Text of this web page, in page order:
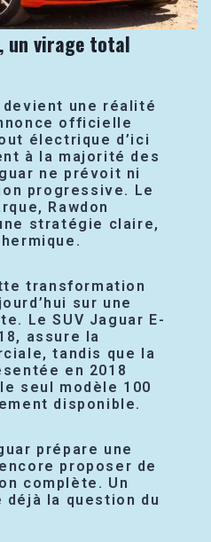
un virage total
une réalité
officielle
électrique d’ici
à la majorité des
ne prévoit ni
progressive. Le
Rawdon
stratégie claire,
transformation
sur une
Le SUV Jaguar E-
assure la
tandis que la
en 2018
seul modèle 100
disponible.
prépare une
proposer de
complète. Un
déjà la question du